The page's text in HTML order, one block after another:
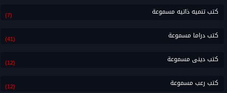
كتب تنميه ذاتيه مسموعة (7)
كتب دراما مسموعة (41)
كتب دينى مسموعة (12)
كتب رعب مسموعة (12)